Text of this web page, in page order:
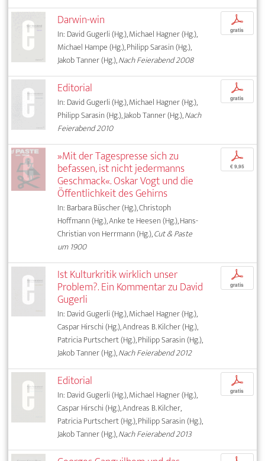
Darwin-win
In: David Gugerli (Hg.), Michael Hagner (Hg.),
Michael Hampe (Hg.), Philipp Sarasin (Hg.),
Jakob Tanner (Hg.),Nach Feierabend 2008
p
gratis
Editorial
In: David Gugerli (Hg.), Michael Hagner (Hg.),
Philipp Sarasin (Hg.), Jakob Tanner (Hg.),Nach
Feierabend 2010
p
gratis
»Mit der Tagespresse sich zu
befassen, ist nicht jedermanns
Geschmack«. Oskar Vogt und die
Öffentlichkeit des Gehirns
In: Barbara Büscher (Hg.), Christoph
Hoffmann (Hg.), Anke te Heesen (Hg.), Hans-
Christian von Herrmann (Hg.),Cut & Paste
um 1900
p
€ 9,95
Ist Kulturkritik wirklich unser
Problem?. Ein Kommentar zu David
Gugerli
In: David Gugerli (Hg.), Michael Hagner (Hg.),
Caspar Hirschi (Hg.), Andreas B. Kilcher (Hg.),
Patricia Purtschert (Hg.), Philipp Sarasin (Hg.),
Jakob Tanner (Hg.),Nach Feierabend 2012
p
gratis
Editorial
In: David Gugerli (Hg.), Michael Hagner (Hg.),
Caspar Hirschi (Hg.), Andreas B. Kilcher,
Patricia Purtschert (Hg.), Philipp Sarasin (Hg.),
Jakob Tanner (Hg.),Nach Feierabend 2013
p
gratis